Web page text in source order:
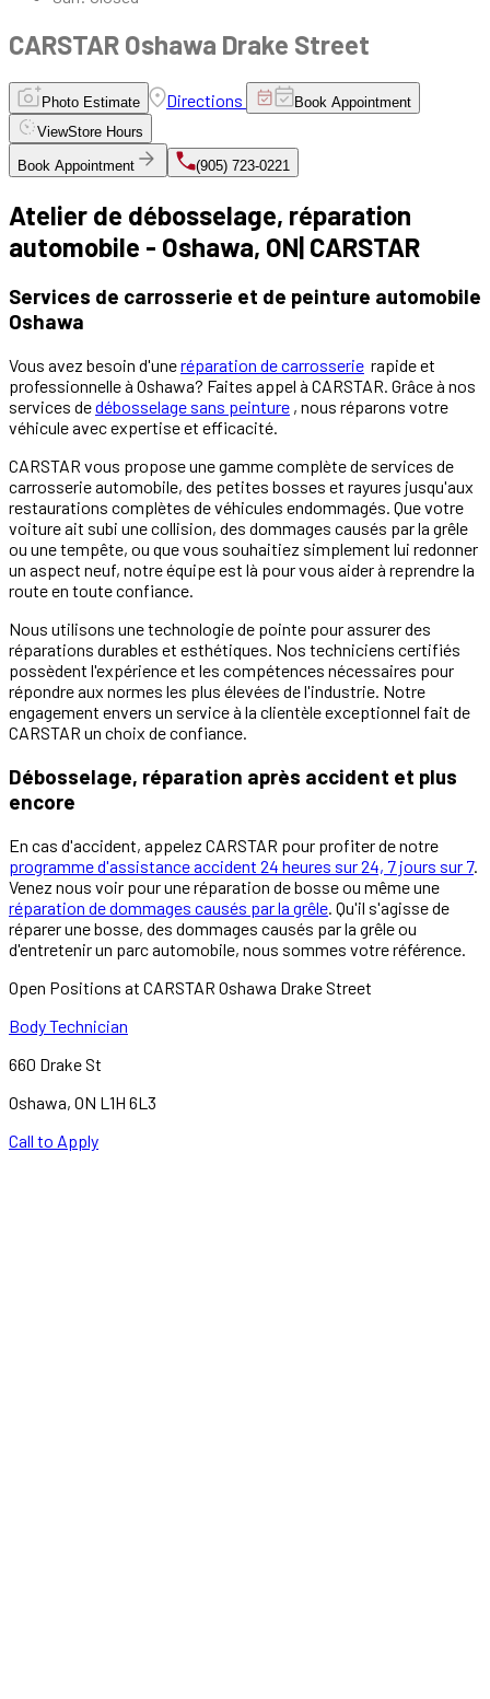
CARSTAR Oshawa Drake Street
Photo Estimate Directions
Book Appointment
ViewStore Hours
Book Appointment (905) 723-0221
Atelier de débosselage, réparation
automobile - Oshawa, ON| CARSTAR
Services de carrosserie et de peinture automobile
Oshawa
Vous avez besoin d'uneréparation de carrosserie rapide et
professionnelle à Oshawa? Faites appel à CARSTAR. Grâce à nos
services dedébosselage sans peinture , nous réparons votre
véhicule avec expertise et efficacité.
CARSTAR vous propose une gamme complète de services de
carrosserie automobile, des petites bosses et rayures jusqu'aux
restaurations complètes de véhicules endommagés. Que votre
voiture ait subi une collision, des dommages causés par la grêle
ou une tempête, ou que vous souhaitiez simplement lui redonner
un aspect neuf, notre équipe est là pour vous aider à reprendre la
route en toute confiance.
Nous utilisons une technologie de pointe pour assurer des
réparations durables et esthétiques. Nos techniciens certifiés
possèdent l'expérience et les compétences nécessaires pour
répondre aux normes les plus élevées de l'industrie. Notre
engagement envers un service à la clientèle exceptionnel fait de
CARSTAR un choix de confiance.
Débosselage, réparation après accident et plus
encore
En cas d'accident, appelez CARSTAR pour profiter de notre
programme d'assistance accident 24 heures sur 24, 7 jours sur 7.
Venez nous voir pour une réparation de bosse ou même une
réparation de dommages causés par la grêle . Qu'il s'agisse de
réparer une bosse, des dommages causés par la grêle ou
d'entretenir un parc automobile, nous sommes votre référence.
Open Positions at CARSTAR Oshawa Drake Street
Body Technician
660 Drake St
Oshawa, ON L1H 6L3
Call to Apply